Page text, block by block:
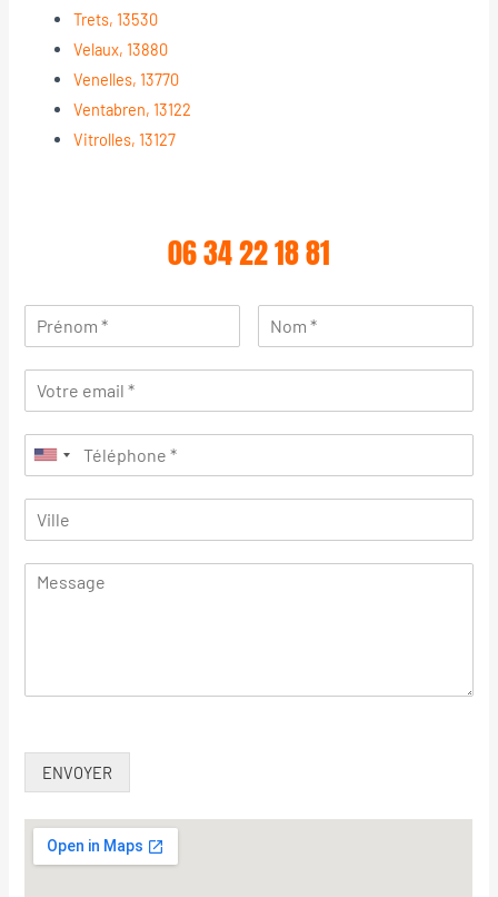
Trets, 13530
Velaux, 13880
Venelles, 13770
Ventabren, 13122
Vitrolles, 13127
06 34 22 18 81
ENVOYER